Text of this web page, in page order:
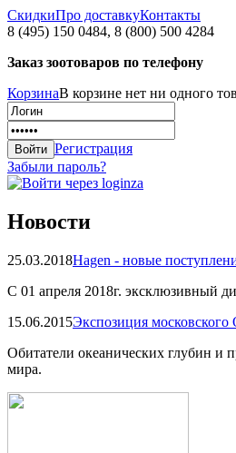
СкидкиПро доставкуКонтакты
8 (495) 150 0484, 8 (800) 500 4284
Заказ зоотоваров по телефону
КорзинаВ корзине нет ни одного
Регистрация
Забыли пароль?
Новости
25.03.2018Hagen - новые
С 01 апреля 2018г. эксклюзивный
15.06.2015Экспозиция
Обитатели океанических глубин и
мира.